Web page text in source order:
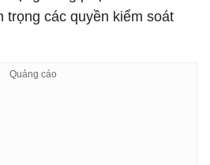
trọng các quyền kiểm soát